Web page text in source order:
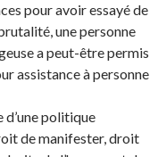
pour avoir essayé de
une personne
a peut-être permis
assistance à personne
d’une politique
de manifester, droit